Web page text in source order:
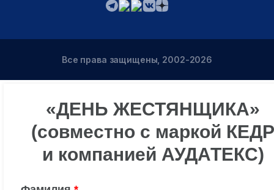
Все права защищены, 2002-2026